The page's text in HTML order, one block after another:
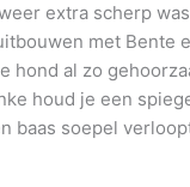
extra scherp
met Bente
hond al zo
houd je een
baas soepel